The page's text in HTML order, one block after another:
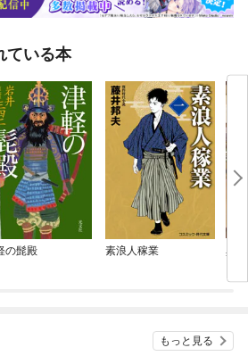
ている本
の髭殿 素浪人稼業 異
もっと見る